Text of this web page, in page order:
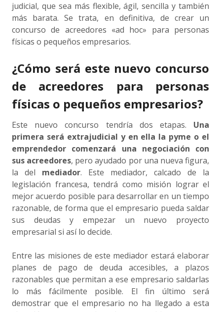
judicial, que sea más flexible, ágil, sencilla y también
más barata. Se trata, en definitiva, de crear un
concurso de acreedores «ad hoc» para personas
físicas o pequeños empresarios.
¿Cómo será este nuevo concurso
de acreedores para personas
físicas o pequeños empresarios?
Este nuevo concurso tendría dos etapas. Una
primera será extrajudicial y en ella la pyme o el
emprendedor comenzará una negociación con
sus acreedores, pero ayudado por una nueva figura,
la del mediador. Este mediador, calcado de la
legislación francesa, tendrá como misión lograr el
mejor acuerdo posible para desarrollar en un tiempo
razonable, de forma que el empresario pueda saldar
sus deudas y empezar un nuevo proyecto
empresarial si así lo decide.
Entre las misiones de este mediador estará elaborar
planes de pago de deuda accesibles, a plazos
razonables que permitan a ese empresario saldarlas
lo más fácilmente posible. El fin último será
demostrar que el empresario no ha llegado a esta